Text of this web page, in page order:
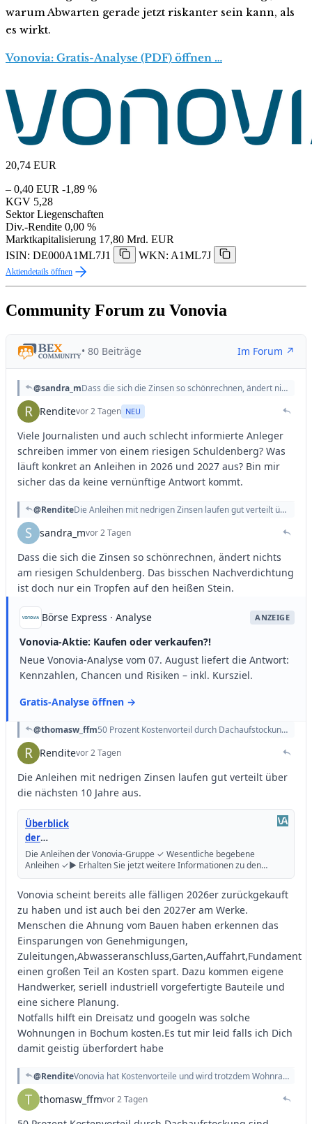
warum Abwarten gerade jetzt riskanter sein kann, als
es wirkt.
Vonovia: Gratis-Analyse (PDF) öffnen …
20,74 EUR
– 0,40 EUR -1,89 %
KGV 5,28
Sektor Liegenschaften
Div.-Rendite 0,00 %
Marktkapitalisierung 17,80 Mrd. EUR
ISIN: DE000A1ML7J1
WKN: A1ML7J
Aktiendetails öffnen
Community Forum zu Vonovia